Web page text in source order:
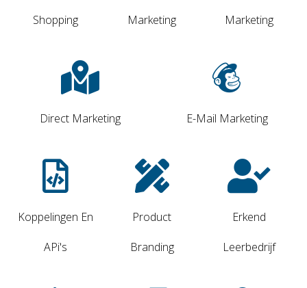
Shopping
Marketing
Marketing
Direct Marketing E-Mail Marketing
Koppelingen En
APi's
Product
Branding
Erkend
Leerbedrijf